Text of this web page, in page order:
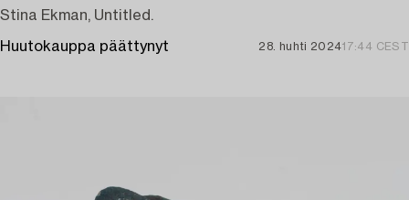
Stina Ekman, Untitled.
Huutokauppa päättynyt 28. huhti 202417:44 CEST